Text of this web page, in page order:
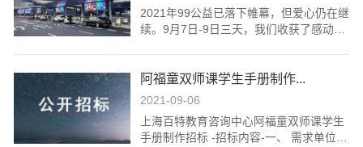
了相应的业务和税务登记。2.供应商遵守
我们的标准政策。3.不是已被禁用的供应
信誉和健全的财务会计制度，财务状况良
好5.在经营活动中没有重大违法记录,有依
录； -报价文件及说明-需包含以下文件：
l. 内含完整的报价文件2套（投标书模板和
报价函模板），根据报价内容提交的执行
作伙伴合作，开展了一系列的培训实践，
并探索了一个职业软技能培训框架，同时
借助游戏化教学开发了相应的教学道具。
教学的探索，开发一套完整的职业探索规
划主题的桌面游戏，以促进该课程的标准
化落地并提升青少年的课程参与性。三、
采购内容帮助15-24岁的职校学⽣了解劳
2021年99公益已落下帷幕，但爱心仍在继
续。9月7日-9日三天，我们收获了感动、
乡村振兴，实现教育公平的目标。非常感
谢每一位捐助者以及为佰特公益发声的爱
阿福童双师课学生手册制作...
2021-09-06
上海百特教育咨询中心阿福童双师课学生
手册制作招标 -招标内容-一、 需求单位：